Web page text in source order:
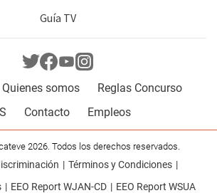
Guía TV
Quienes somos
Reglas Concurso
Contacto Empleos
2026. Todos los derechos reservados.
Términos y Condiciones
EEO Report WJAN-CD EEO Report WSUA